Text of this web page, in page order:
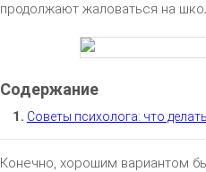
продолжают жаловаться на
Советы психолога: что
Конечно, хорошим вариантом